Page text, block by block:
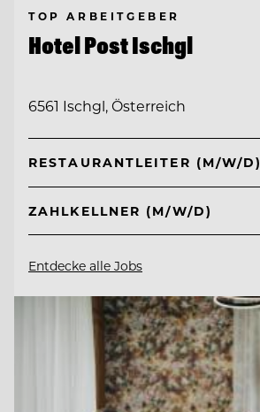
TOP ARBEITGEBER
Hotel Post Ischgl
6561 Ischgl, Österreich
RESTAURANTLEITER (M/W/D)
ZAHLKELLNER (M/W/D)
Entdecke alle Jobs